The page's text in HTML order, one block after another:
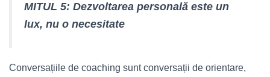
MITUL 5: Dezvoltarea personală este un
lux, nu o necesitate
Conversațiile de coaching sunt conversații de orientare,